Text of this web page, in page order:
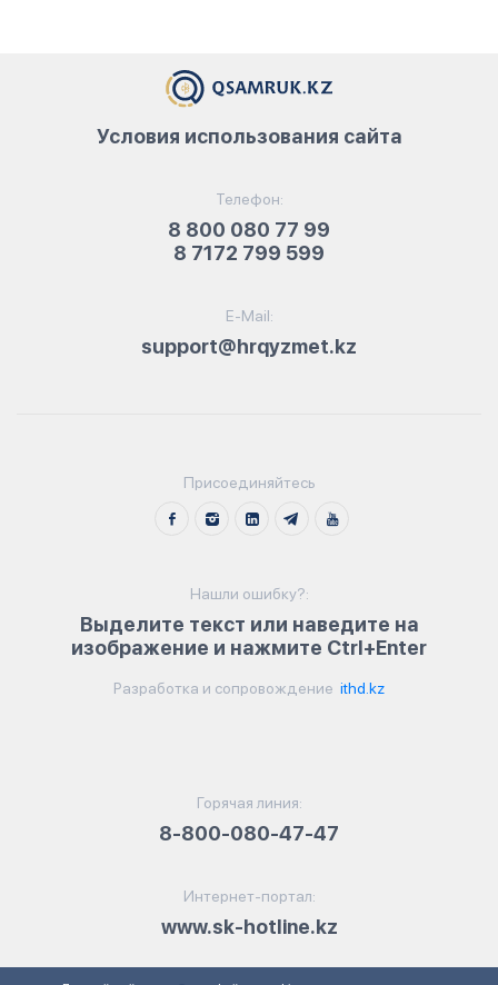
Телефон:
8 800 080 77 99
8 7172 799 599
E-Mail:
support@hrqyzmet.kz
Условия использования сайта
Присоединяйтесь
Нашли ошибку?:
Выделите текст или наведите на
изображение и нажмите Ctrl+Enter
Разработка и сопровождение ithd.kz
Горячая линия:
8-800-080-47-47
Интернет-портал:
www.sk-hotline.kz